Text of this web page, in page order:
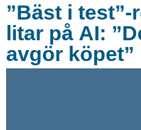
”Bäst i
litar på AI:
avgör köpet”